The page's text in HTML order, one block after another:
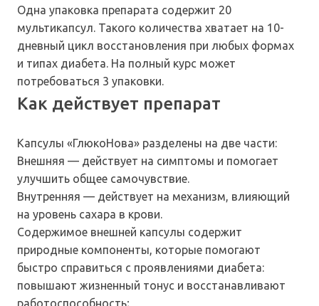
Одна упаковка препарата содержит 20
мультикапсул. Такого количества хватает на 10-
дневный цикл восстановления при любых формах
и типах диабета. На полный курс может
потребоваться 3 упаковки.
Как действует препарат
Капсулы «ГлюкоНова» разделены на две части:
Внешняя — действует на симптомы и помогает
улучшить общее самочувствие.
Внутренняя — действует на механизм, влияющий
на уровень сахара в крови.
Содержимое внешней капсулы содержит
природные компоненты, которые помогают
быстро справиться с проявлениями диабета:
повышают жизненный тонус и восстанавливают
работоспособность;